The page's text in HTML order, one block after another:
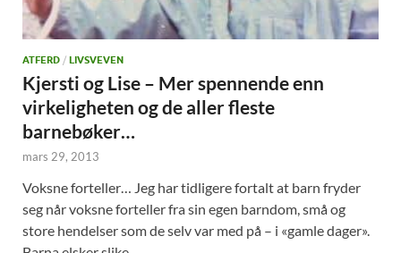
ATFERD / LIVSVEVEN
Kjersti og Lise – Mer spennende enn
virkeligheten og de aller fleste
barnebøker…
mars 29, 2013
Voksne forteller… Jeg har tidligere fortalt at barn fryder
seg når voksne forteller fra sin egen barndom, små og
store hendelser som de selv var med på – i «gamle dager».